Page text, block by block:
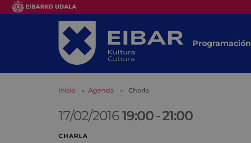
Programación
Inicio Agenda Charla
17/02/201619:00-21:00
CHARLA